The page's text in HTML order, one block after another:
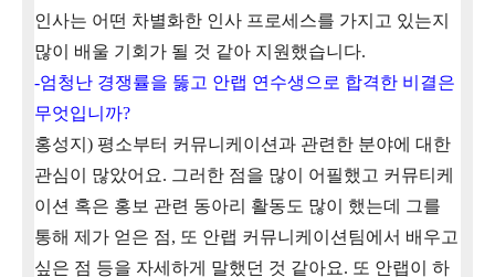
인사는 어떤 차별화한 인사 프로세스를 가지고 있는지
많이 배울 기회가 될 것 같아 지원했습니다.
-엄청난 경쟁률을 뚫고 안랩 연수생으로 합격한 비결은
무엇입니까?
홍성지 ) 평소부터 커뮤니케이션과 관련한 분야에 대한
관심이 많았어요. 그러한 점을 많이 어필했고 커뮤티케
이션 혹은 홍보 관련 동아리 활동도 많이 했는데 그를
통해 제가 얻은 점, 또 안랩 커뮤니케이션팀에서 배우고
싶은 점 등을 자세하게 말했던 것 같아요. 또 안랩이 하